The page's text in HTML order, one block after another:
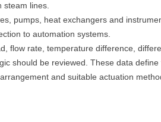
steam lines.
pumps, heat exchangers and
to automation systems.
flow rate, temperature difference,
should be reviewed. These data
and suitable actuation